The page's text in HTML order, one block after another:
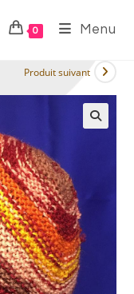
0 Menu
Produit suivant